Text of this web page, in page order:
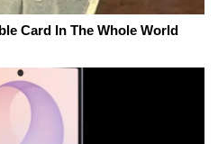
Card In The Whole World